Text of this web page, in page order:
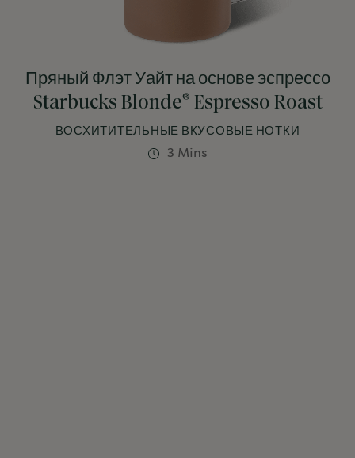
Пряный Флэт Уайт на основе эспрессо
Starbucks Blonde® Espresso Roast
ВОСХИТИТЕЛЬНЫЕ ВКУСОВЫЕ НОТКИ
3 Mins